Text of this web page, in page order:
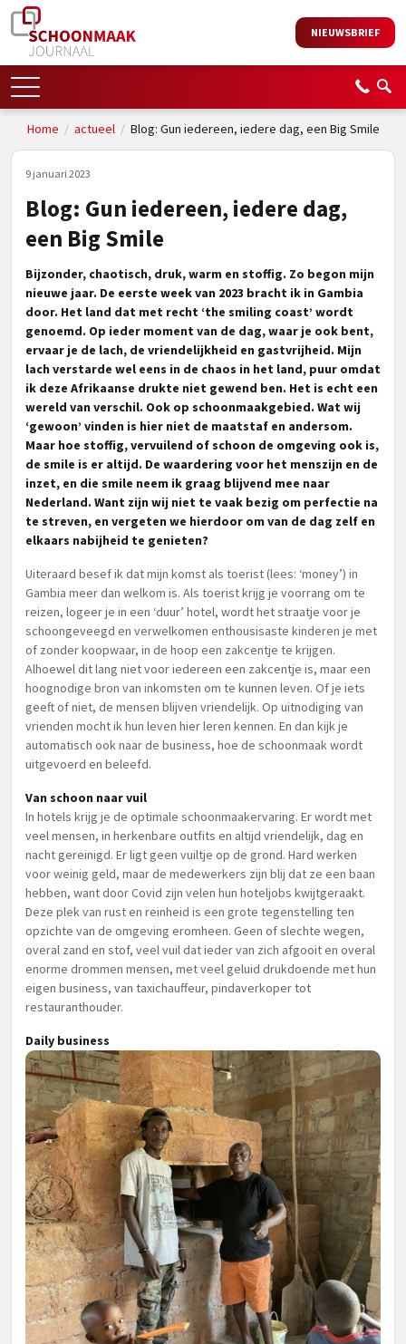
NIEUWSBRIEF
Home / actueel/ Blog: Gun iedereen, iedere dag, een Big Smile
9 januari 2023
Blog: Gun iedereen, iedere dag,
een Big Smile
Bijzonder, chaotisch, druk, warm en stoffig. Zo begon mijn
nieuwe jaar. De eerste week van 2023 bracht ik in Gambia
door. Het land dat met recht ‘the smiling coast’ wordt
genoemd. Op ieder moment van de dag, waar je ook bent,
ervaar je de lach, de vriendelijkheid en gastvrijheid. Mijn
lach verstarde wel eens in de chaos in het land, puur omdat
ik deze Afrikaanse drukte niet gewend ben. Het is echt een
wereld van verschil. Ook op schoonmaakgebied. Wat wij
‘gewoon’ vinden is hier niet de maatstaf en andersom.
Maar hoe stoffig, vervuilend of schoon de omgeving ook is,
de smile is er altijd. De waardering voor het menszijn en de
inzet, en die smile neem ik graag blijvend mee naar
Nederland. Want zijn wij niet te vaak bezig om perfectie na
te streven, en vergeten we hierdoor om van de dag zelf en
elkaars nabijheid te genieten?
Uiteraard besef ik dat mijn komst als toerist (lees: ‘money’) in
Gambia meer dan welkom is. Als toerist krijg je voorrang om te
reizen, logeer je in een ‘duur’ hotel, wordt het straatje voor je
schoongeveegd en verwelkomen enthousisaste kinderen je met
of zonder koopwaar, in de hoop een zakcentje te krijgen.
Alhoewel dit lang niet voor iedereen een zakcentje is, maar een
hoognodige bron van inkomsten om te kunnen leven. Of je iets
geeft of niet, de mensen blijven vriendelijk. Op uitnodiging van
vrienden mocht ik hun leven hier leren kennen. En dan kijk je
automatisch ook naar de business, hoe de schoonmaak wordt
uitgevoerd en beleefd.
Van schoon naar vuil
In hotels krijg je de optimale schoonmaakervaring. Er wordt met
veel mensen, in herkenbare outfits en altijd vriendelijk, dag en
nacht gereinigd. Er ligt geen vuiltje op de grond. Hard werken
voor weinig geld, maar de medewerkers zijn blij dat ze een baan
hebben, want door Covid zijn velen hun hoteljobs kwijtgeraakt.
Deze plek van rust en reinheid is een grote tegenstelling ten
opzichte van de omgeving eromheen. Geen of slechte wegen,
overal zand en stof, veel vuil dat ieder van zich afgooit en overal
enorme drommen mensen, met veel geluid drukdoende met hun
eigen business, van taxichauffeur, pindaverkoper tot
restauranthouder.
Daily business